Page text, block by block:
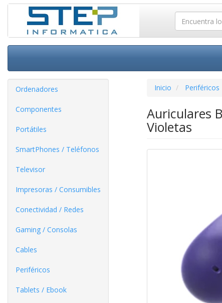
Ordenadores
Componentes
Portátiles
SmartPhones / Teléfonos
Televisor
Impresoras / Consumibles
Conectividad / Redes
Gaming / Consolas
Cables
Periféricos
Tablets / Ebook
Inicio Periféricos
Auriculares
Violetas